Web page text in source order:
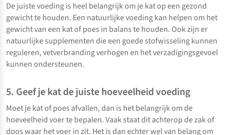
De juiste voeding is heel belangrijk om je kat op een gezond
gewicht te houden. Een natuurlijke voeding kan helpen om het
gewicht van een kat of poes in balans te houden. Ook zijn er
natuurlijke supplementen die een goede stofwisseling kunnen
reguleren, vetverbranding verhogen en het verzadigingsgevoel
kunnen ondersteunen.
5. Geef je kat de juiste hoeveelheid voeding
Moet je kat of poes afvallen, dan is het belangrijk om de
hoeveelheid voer te bepalen. Vaak staat dit achterop de zak of
doos waar het voer in zit. Het is dan echter wel van belang om